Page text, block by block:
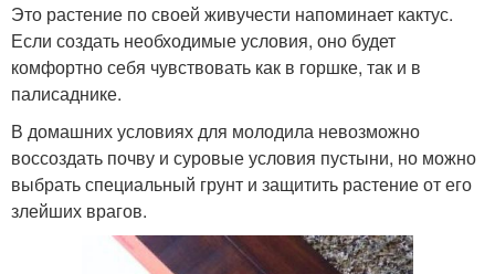
Это растение по своей живучести напоминает кактус.
Если создать необходимые условия, оно будет
комфортно себя чувствовать как в горшке, так и в
палисаднике.
В домашних условиях для молодила невозможно
воссоздать почву и суровые условия пустыни, но можно
выбрать специальный грунт и защитить растение от его
злейших врагов.